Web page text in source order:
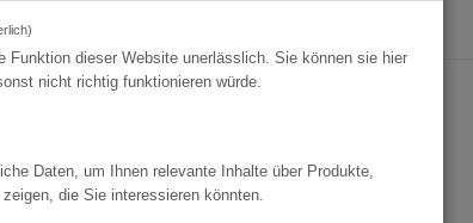
Funktion dieser Website unerlässlich. Sie können sie hier
nicht richtig funktionieren würde.
Daten, um Ihnen relevante Inhalte über Produkte,
die Sie interessieren könnten.